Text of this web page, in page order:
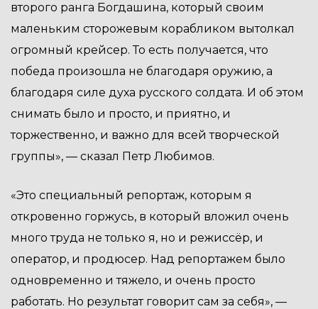
второго ранга Богдашина, который своим
маленьким сторожевым корабликом вытолкал
огромный крейсер. То есть получается, что
победа произошла не благодаря оружию, а
благодаря силе духа русского солдата. И об этом
снимать было и просто, и приятно, и
торжественно, и важно для всей творческой
группы», — сказал Петр Любимов.
«Это специальный репортаж, которым я
откровенно горжусь, в который вложил очень
много труда не только я, но и режиссёр, и
оператор, и продюсер. Над репортажем было
одновременно и тяжело, и очень просто
работать. Но результат говорит сам за себя», —